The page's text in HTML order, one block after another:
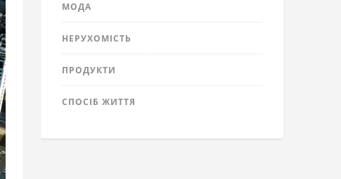
МОДА
НЕРУХОМІСТЬ
ПРОДУКТИ
СПОСІБ ЖИТТЯ